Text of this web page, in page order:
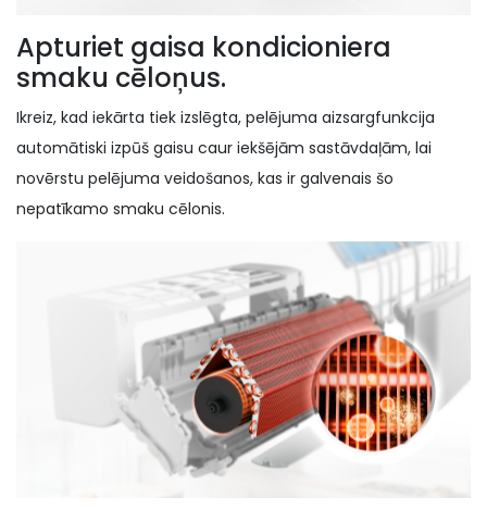
Apturiet gaisa kondicioniera
smaku cēloņus.
Ikreiz, kad iekārta tiek izslēgta, pelējuma aizsargfunkcija
automātiski izpūš gaisu caur iekšējām sastāvdaļām, lai
novērstu pelējuma veidošanos, kas ir galvenais šo
nepatīkamo smaku cēlonis.